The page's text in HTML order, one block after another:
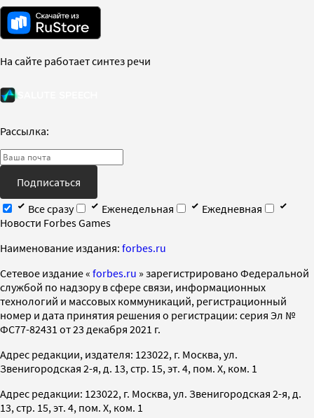
На сайте работает синтез речи
Рассылка:
Подписаться
Все сразу
Еженедельная
Ежедневная
Новости Forbes Games
Наименование издания: forbes.ru
Cетевое издание « forbes.ru » зарегистрировано Федеральной
службой по надзору в сфере связи, информационных
технологий и массовых коммуникаций, регистрационный
номер и дата принятия решения о регистрации: серия Эл №
ФС77-82431 от 23 декабря 2021 г.
Адрес редакции, издателя: 123022, г. Москва, ул.
Звенигородская 2-я, д. 13, стр. 15, эт. 4, пом. X, ком. 1
Адрес редакции: 123022, г. Москва, ул. Звенигородская 2-я, д.
13, стр. 15, эт. 4, пом. X, ком. 1